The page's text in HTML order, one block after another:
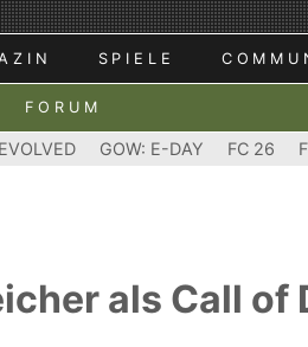
SPIELE
FORUM
GOW: E-DAY FC 26
als Call of